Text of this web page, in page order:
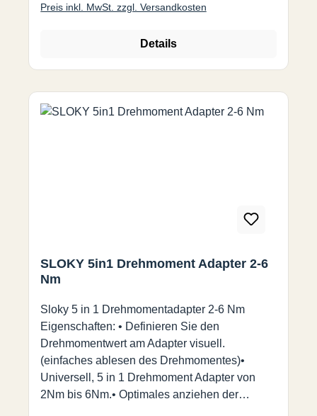
Preis inkl. MwSt. zzgl. Versandkosten
Details
SLOKY 5in1 Drehmoment Adapter 2-6
Nm
Sloky 5 in 1 Drehmomentadapter 2-6 Nm
Eigenschaften: • Definieren Sie den
Drehmomentwert am Adapter visuell.
(einfaches ablesen des Drehmomentes)•
Universell, 5 in 1 Drehmoment Adapter von
2Nm bis 6Nm.• Optimales anziehen der